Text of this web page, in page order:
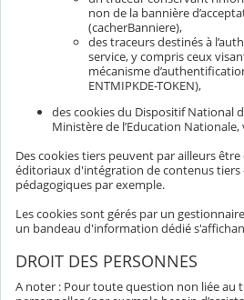
non de la bannière
(cacherBanniere),
des traceurs destinés à
service, y compris ceux
mécanisme d’authentification
ENTMIPKDE-TOKEN),
des cookies du Dispositif National
Ministère de l’Education
Des cookies tiers peuvent par ailleurs
éditoriaux d'intégration de contenus tiers
pédagogiques par exemple.
Les cookies sont gérés par un
un bandeau d'information dédié
DROIT DES PERSONNES
A noter : Pour toute question non liée au